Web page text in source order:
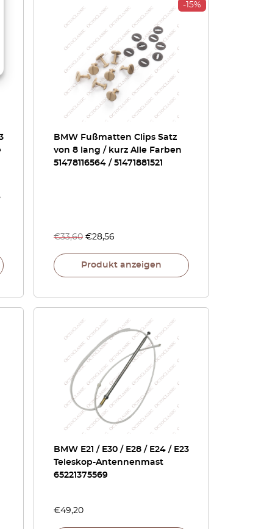
-15%
BMW Fußmatten Clips Satz
von 8 lang / kurz Alle Farben
51478116564 / 51471881521
€33,60 €28,56
Produkt anzeigen
BMW E21 / E30 / E28 / E24 / E23
Teleskop-Antennenmast
65221375569
€49,20